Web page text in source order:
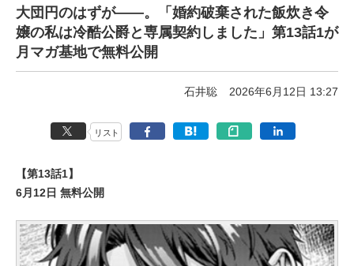
大団円のはずが――。「婚約破棄された飯炊き令
嬢の私は冷酷公爵と専属契約しました」第13話1が
月マガ基地で無料公開
石井聡 2026年6月12日 13:27
リスト
【第13話1】
6月12日 無料公開